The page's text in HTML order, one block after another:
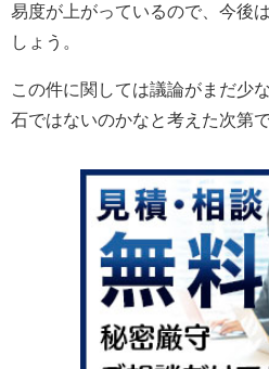
易度が上がっているので、今後
しょう。
この件に関しては議論がまだ少
石ではないのかなと考えた次第で